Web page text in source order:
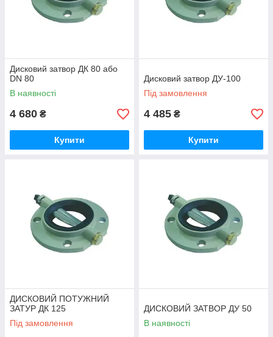
Дисковий затвор ДК 80 або
DN 80
В наявності
4 680 ₴
Купити
Дисковий затвор ДУ-100
Під замовлення
4 485 ₴
Купити
ДИСКОВИЙ ПОТУЖНИЙ
ЗАТУР ДК 125
Під замовлення
ДИСКОВИЙ ЗАТВОР ДУ 50
В наявності